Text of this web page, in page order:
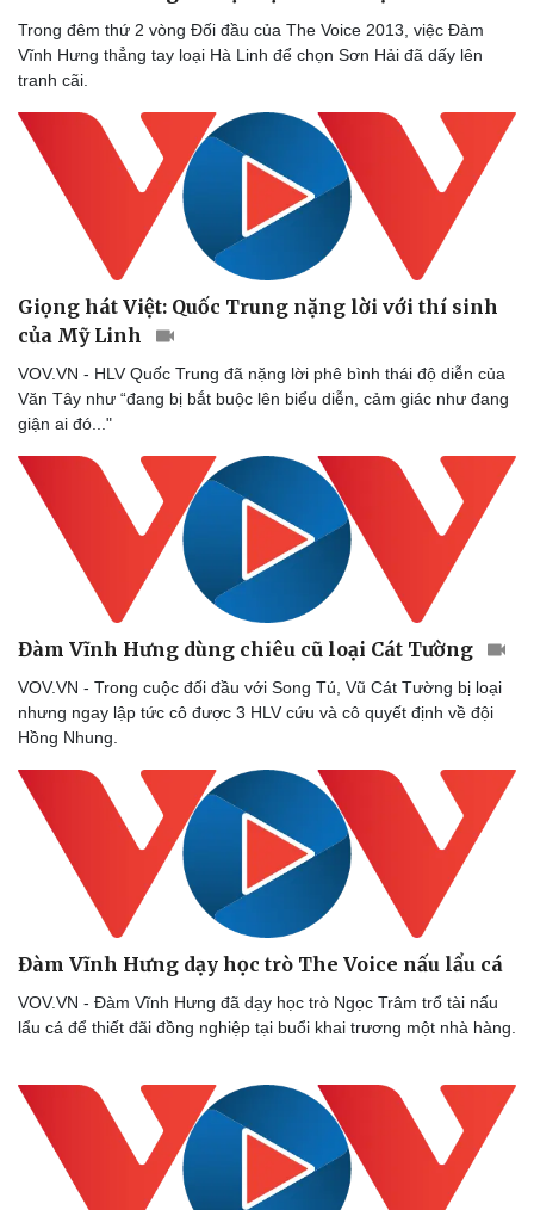
Sức khỏe
Cây thuốc
Sản phụ khoa
Nhi khoa
Nam khoa
Làm đẹp - giảm cân
Phòng mạch online
Ăn sạch sống khỏe
Blog
Tình yêu - Gia đình
Trong đêm thứ 2 vòng Đối đầu của The Voice 2013, việc Đàm
Vĩnh Hưng thẳng tay loại Hà Linh để chọn Sơn Hải đã dấy lên
tranh cãi.
Giọng hát Việt: Quốc Trung nặng lời với thí sinh
của Mỹ Linh
VOV.VN - HLV Quốc Trung đã nặng lời phê bình thái độ diễn của
Văn Tây như “đang bị bắt buộc lên biểu diễn, cảm giác như đang
giận ai đó..."
Đàm Vĩnh Hưng dùng chiêu cũ loại Cát Tường
VOV.VN - Trong cuộc đối đầu với Song Tú, Vũ Cát Tường bị loại
nhưng ngay lập tức cô được 3 HLV cứu và cô quyết định về đội
Hồng Nhung.
Đàm Vĩnh Hưng dạy học trò The Voice nấu lẩu cá
VOV.VN - Đàm Vĩnh Hưng đã dạy học trò Ngọc Trâm trổ tài nấu
lẩu cá để thiết đãi đồng nghiệp tại buổi khai trương một nhà hàng.